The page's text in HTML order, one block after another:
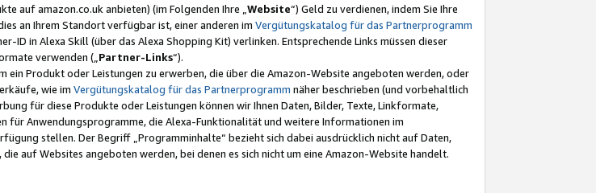
auf amazon.co.uk anbieten) (im Folgenden Ihre „ Website“) Geld zu verdienen, indem Sie Ihre
an Ihrem Standort verfügbar ist, einer anderen im Vergütungskatalog für das Partnerprogramm
ID in Alexa Skill (über das Alexa Shopping Kit) verlinken. Entsprechende Links müssen dieser
verwenden („ Partner-Links“).
ein Produkt oder Leistungen zu erwerben, die über die Amazon-Website angeboten werden, oder
wie im Vergütungskatalog für das Partnerprogramm näher beschrieben (und vorbehaltlich
für diese Produkte oder Leistungen können wir Ihnen Daten, Bilder, Texte, Linkformate,
für Anwendungsprogramme, die Alexa-Funktionalität und weitere Informationen im
stellen. Der Begriff „Programminhalte“ bezieht sich dabei ausdrücklich nicht auf Daten,
auf Websites angeboten werden, bei denen es sich nicht um eine Amazon-Website handelt.